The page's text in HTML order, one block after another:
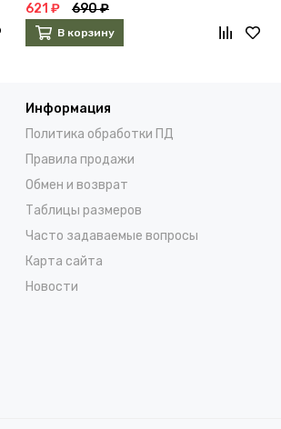
621 ₽ 690 ₽
В корзину
Информация
Политика обработки ПД
Правила продажи
Обмен и возврат
Таблицы размеров
Часто задаваемые вопросы
Карта сайта
Новости